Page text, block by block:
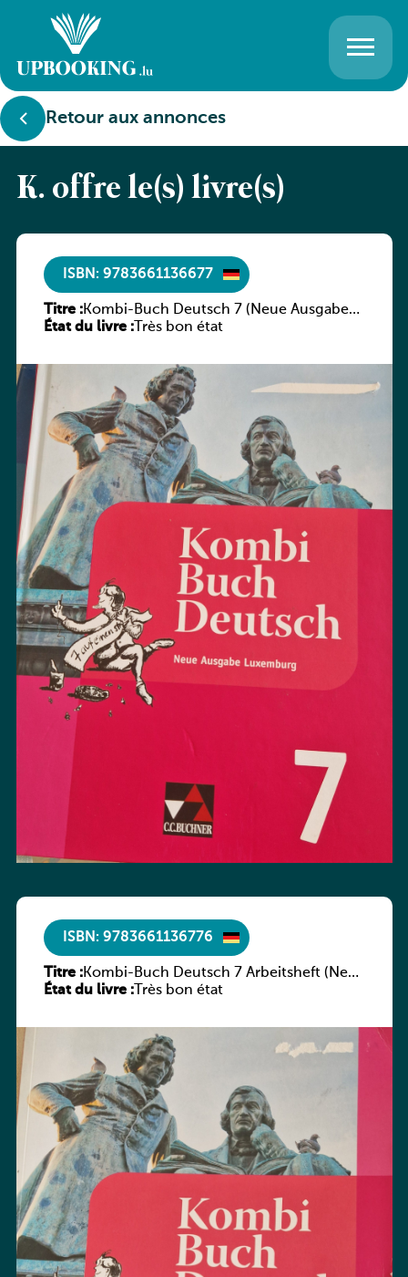
Retour aux annonces
K. offre le(s) livre(s)
ISBN: 9783661136677
Titre :Kombi-Buch Deutsch 7 (Neue Ausgabe
Luxemburg)
État du livre :Très bon état
ISBN: 9783661136776
Titre :Kombi-Buch Deutsch 7 Arbeitsheft (Neue
Ausgabe Luxemburg)
État du livre :Très bon état